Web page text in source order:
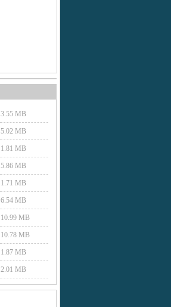
3.55 MB
5.02 MB
1.81 MB
5.86 MB
1.71 MB
6.54 MB
10.99 MB
10.78 MB
1.87 MB
2.01 MB